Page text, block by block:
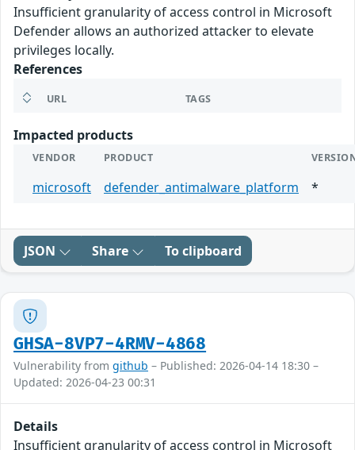
Insufficient granularity of access control in Microsoft
Defender allows an authorized attacker to elevate
privileges locally.
References
URL TAGS
Impacted products
VENDOR PRODUCT
microsoft defender_antimalware_platform *
JSON Share To clipboard
GHSA-8VP7-4RMV-4868
Vulnerability from github – Published: 2026-04-14 18:30 –
Updated: 2026-04-23 00:31
Details
Insufficient granularity of access control in Microsoft